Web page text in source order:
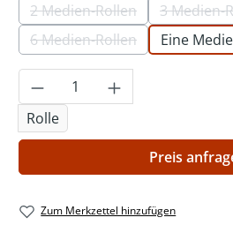
2 Medien-Rollen(Diese Option ist zurzeit
3 Medien-
6 Medien-Rollen(Diese Option ist zurzeit
Eine
Produkt Anzahl: Gib
Rolle
Preis
Zum Merkzettel hinzufügen